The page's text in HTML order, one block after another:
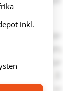
inkl.